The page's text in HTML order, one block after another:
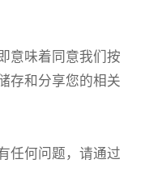
意味着同意我们按
存和分享您的相关
任何问题，请通过